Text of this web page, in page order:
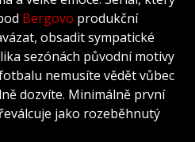
Bergovo produkční
obsadit sympatické
sezónách původní motivy
nemusíte vědět vůbec
dozvíte. Minimálně první
jako rozeběhnutý